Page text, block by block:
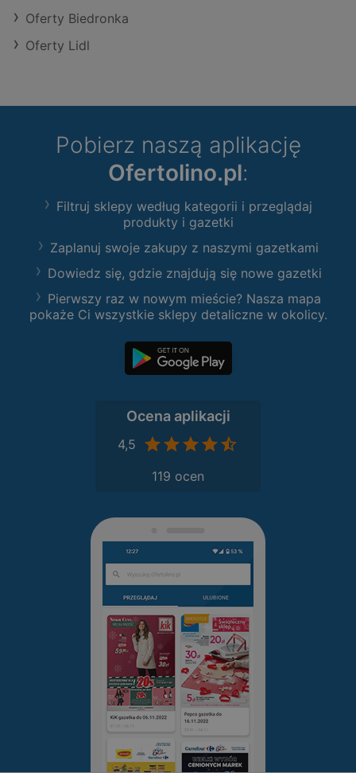
Oferty Biedronka
Oferty Lidl
Pobierz naszą aplikację
Ofertolino.pl:
Filtruj sklepy według kategorii i przeglądaj
produkty i gazetki
Zaplanuj swoje zakupy z naszymi gazetkami
Dowiedz się, gdzie znajdują się nowe gazetki
Pierwszy raz w nowym mieście? Nasza mapa
pokaże Ci wszystkie sklepy detaliczne w okolicy.
Ocena aplikacji
4,5
119 ocen